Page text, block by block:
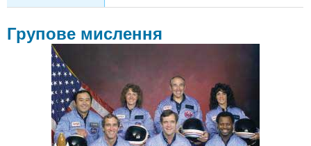
Групове мислення